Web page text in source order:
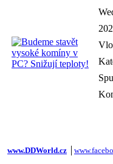
www.DDWorld.cz